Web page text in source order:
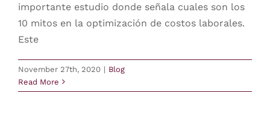
importante estudio donde señala cuales son los
10 mitos en la optimización de costos laborales.
Este
November 27th, 2020 | Blog
Read More